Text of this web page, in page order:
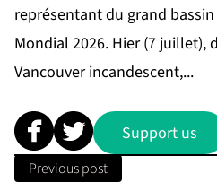
représentant du grand
Mondial 2026. Hier (7 juillet),
Vancouver incandescent,...
Support us
Previous post